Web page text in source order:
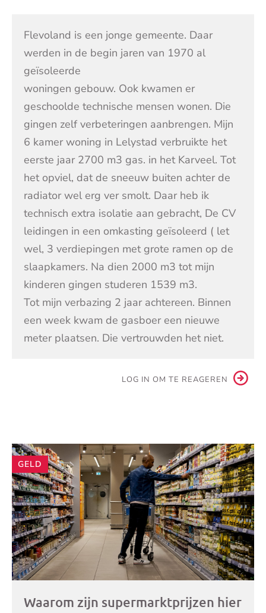
Flevoland is een jonge gemeente. Daar
werden in de begin jaren van 1970 al
geïsoleerde
woningen gebouw. Ook kwamen er
geschoolde technische mensen wonen. Die
gingen zelf verbeteringen aanbrengen. Mijn
6 kamer woning in Lelystad verbruikte het
eerste jaar 2700 m3 gas. in het Karveel. Tot
het opviel, dat de sneeuw buiten achter de
radiator wel erg ver smolt. Daar heb ik
technisch extra isolatie aan gebracht, De CV
leidingen in een omkasting geïsoleerd ( let
wel, 3 verdiepingen met grote ramen op de
slaapkamers. Na dien 2000 m3 tot mijn
kinderen gingen studeren 1539 m3.
Tot mijn verbazing 2 jaar achtereen. Binnen
een week kwam de gasboer een nieuwe
meter plaatsen. Die vertrouwden het niet.
LOG IN OM TE REAGEREN
Andere
artikelen
GELD
Waarom zijn supermarktprijzen hier